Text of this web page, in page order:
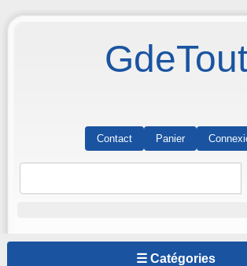
GdeTout
Contact Panier
☰ Catégories